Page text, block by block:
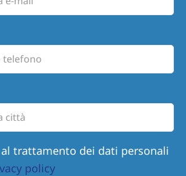
trattamento dei dati personali
policy